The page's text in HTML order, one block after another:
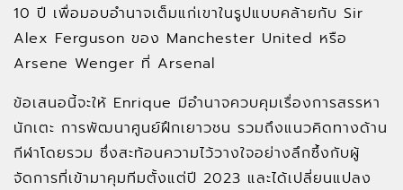
10 ปี เพื่อมอบอำนาจเต็มแก่เขาในรูปแบบคล้ายกับ Sir
Alex Ferguson ของ Manchester United หรือ
Arsene Wenger ที่ Arsenal
ข้อเสนอนี้จะให้ Enrique มีอำนาจควบคุมเรื่องการสรรหา
นักเตะ การพัฒนาศูนย์ฝึกเยาวชน รวมถึงแนวคิดทางด้าน
กีฬาโดยรวม ซึ่งสะท้อนความไว้วางใจอย่างลึกซึ้งกับผู้
จัดการที่เข้ามาคุมทีมตั้งแต่ปี 2023 และได้เปลี่ยนแปลง